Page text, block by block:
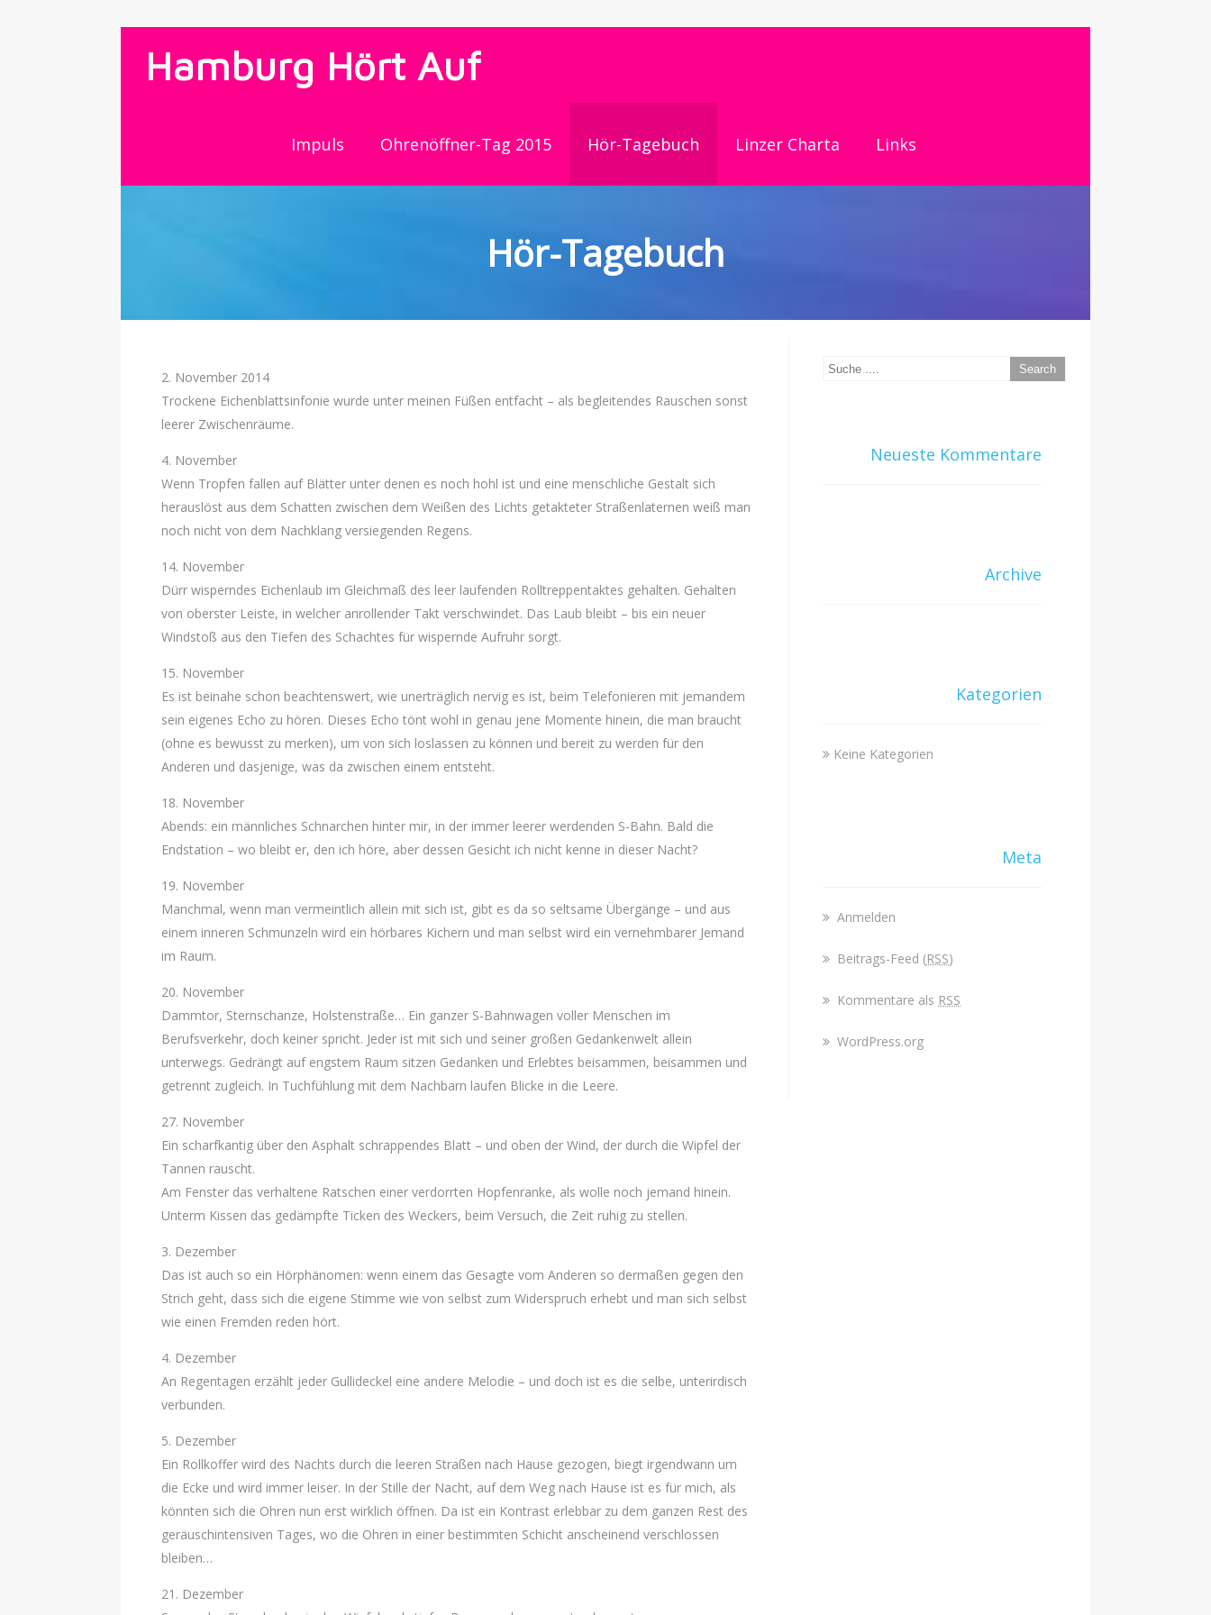
Hamburg Hört Auf
Impuls Ohrenöffner-Tag 2015 Hör-Tagebuch Linzer Charta Links
Hör-Tagebuch
2. November 2014
Trockene Eichenblattsinfonie wurde unter meinen Füßen entfacht – als begleitendes Rauschen sonst
leerer Zwischenräume.
4. November
Wenn Tropfen fallen auf Blätter unter denen es noch hohl ist und eine menschliche Gestalt sich
herauslöst aus dem Schatten zwischen dem Weißen des Lichts getakteter Straßenlaternen weiß man
noch nicht von dem Nachklang versiegenden Regens.
14. November
Dürr wisperndes Eichenlaub im Gleichmaß des leer laufenden Rolltreppentaktes gehalten. Gehalten
von oberster Leiste, in welcher anrollender Takt verschwindet. Das Laub bleibt – bis ein neuer
Windstoß aus den Tiefen des Schachtes für wispernde Aufruhr sorgt.
15. November
Es ist beinahe schon beachtenswert, wie unerträglich nervig es ist, beim Telefonieren mit jemandem
sein eigenes Echo zu hören. Dieses Echo tönt wohl in genau jene Momente hinein, die man braucht
(ohne es bewusst zu merken), um von sich loslassen zu können und bereit zu werden für den
Anderen und dasjenige, was da zwischen einem entsteht.
18. November
Abends: ein männliches Schnarchen hinter mir, in der immer leerer werdenden S-Bahn. Bald die
Endstation – wo bleibt er, den ich höre, aber dessen Gesicht ich nicht kenne in dieser Nacht?
19. November
Manchmal, wenn man vermeintlich allein mit sich ist, gibt es da so seltsame Übergänge – und aus
einem inneren Schmunzeln wird ein hörbares Kichern und man selbst wird ein vernehmbarer Jemand
im Raum.
20. November
Dammtor, Sternschanze, Holstenstraße… Ein ganzer S-Bahnwagen voller Menschen im
Berufsverkehr, doch keiner spricht. Jeder ist mit sich und seiner großen Gedankenwelt allein
unterwegs. Gedrängt auf engstem Raum sitzen Gedanken und Erlebtes beisammen, beisammen und
getrennt zugleich. In Tuchfühlung mit dem Nachbarn laufen Blicke in die Leere.
27. November
Ein scharfkantig über den Asphalt schrappendes Blatt – und oben der Wind, der durch die Wipfel der
Tannen rauscht.
Am Fenster das verhaltene Ratschen einer verdorrten Hopfenranke, als wolle noch jemand hinein.
Unterm Kissen das gedämpfte Ticken des Weckers, beim Versuch, die Zeit ruhig zu stellen.
3. Dezember
Das ist auch so ein Hörphänomen: wenn einem das Gesagte vom Anderen so dermaßen gegen den
Strich geht, dass sich die eigene Stimme wie von selbst zum Widerspruch erhebt und man sich selbst
wie einen Fremden reden hört.
4. Dezember
An Regentagen erzählt jeder Gullideckel eine andere Melodie – und doch ist es die selbe, unterirdisch
verbunden.
5. Dezember
Ein Rollkoffer wird des Nachts durch die leeren Straßen nach Hause gezogen, biegt irgendwann um
die Ecke und wird immer leiser. In der Stille der Nacht, auf dem Weg nach Hause ist es für mich, als
könnten sich die Ohren nun erst wirklich öffnen. Da ist ein Kontrast erlebbar zu dem ganzen Rest des
geräuschintensiven Tages, wo die Ohren in einer bestimmten Schicht anscheinend verschlossen
bleiben…
21. Dezember
Neueste Kommentare
Archive
Kategorien
Keine Kategorien
Meta
Anmelden
Beitrags-Feed (RSS)
Kommentare als RSS
WordPress.org